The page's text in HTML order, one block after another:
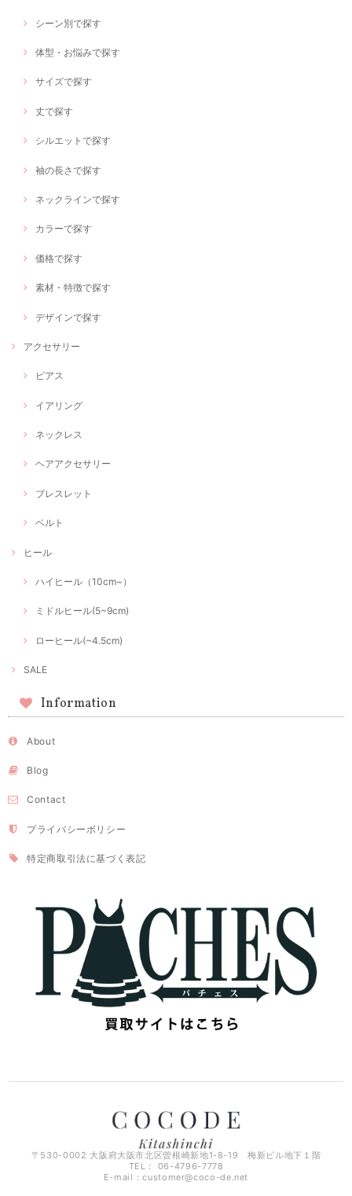
シーン別で探す
体型・お悩みで探す
サイズで探す
丈で探す
シルエットで探す
袖の長さで探す
ネックラインで探す
カラーで探す
価格で探す
素材・特徴で探す
デザインで探す
アクセサリー
ピアス
イアリング
ネックレス
ヘアアクセサリー
ブレスレット
ベルト
ヒール
ハイヒール（10cm~）
ミドルヒール(5~9cm)
ローヒール(~4.5cm)
SALE
Information
About
Blog
Contact
プライバシーポリシー
特定商取引法に基づく表記
〒530-0002 大阪府大阪市北区曽根崎新地1-8-19 梅新ビル地下１階
TEL： 06-4796-7778
E-mail：customer@coco-de.net